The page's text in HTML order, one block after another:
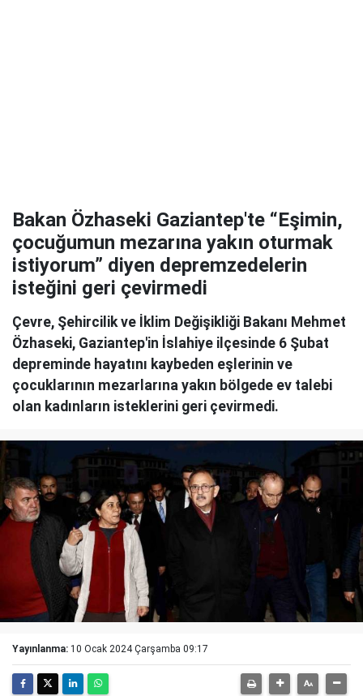
Bakan Özhaseki Gaziantep'te “Eşimin,
çocuğumun mezarına yakın oturmak
istiyorum” diyen depremzedelerin
isteğini geri çevirmedi
Çevre, Şehircilik ve İklim Değişikliği Bakanı Mehmet
Özhaseki, Gaziantep'in İslahiye ilçesinde 6 Şubat
depreminde hayatını kaybeden eşlerinin ve
çocuklarının mezarlarına yakın bölgede ev talebi
olan kadınların isteklerini geri çevirmedi.
Yayınlanma: 10 Ocak 2024 Çarşamba 09:17